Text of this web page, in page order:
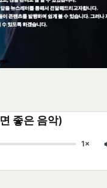
좋은 음악)
1×